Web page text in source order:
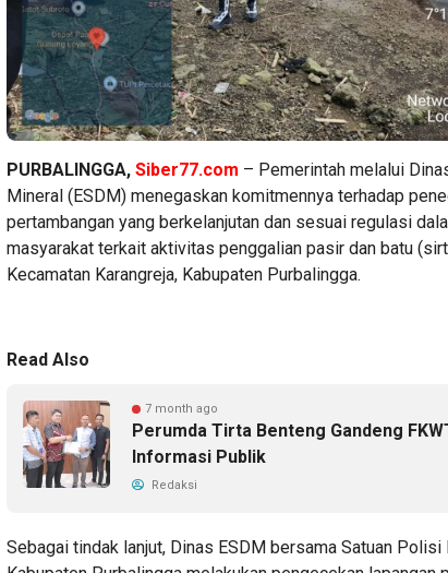
PURBALINGGA, Siber77.com – Pemerintah melalui
Mineral (ESDM) menegaskan komitmennya terhadap
pertambangan yang berkelanjutan dan sesuai regulasi
masyarakat terkait aktivitas penggalian pasir dan batu
Kecamatan Karangreja, Kabupaten Purbalingga.
Read Also
7 month ago
Perumda Tirta Benteng Gandeng
Informasi Publik
Redaksi
Sebagai tindak lanjut, Dinas ESDM bersama Satuan